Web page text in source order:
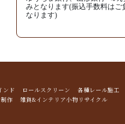
みとなります(振込手数料はご
なります)
ド ロールスクリーン 各種レール施工
作 雑貨&インテリア小物リサイクル